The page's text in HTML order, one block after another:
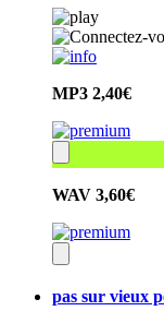
MP3 2,40€
WAV 3,60€
pas sur vieux